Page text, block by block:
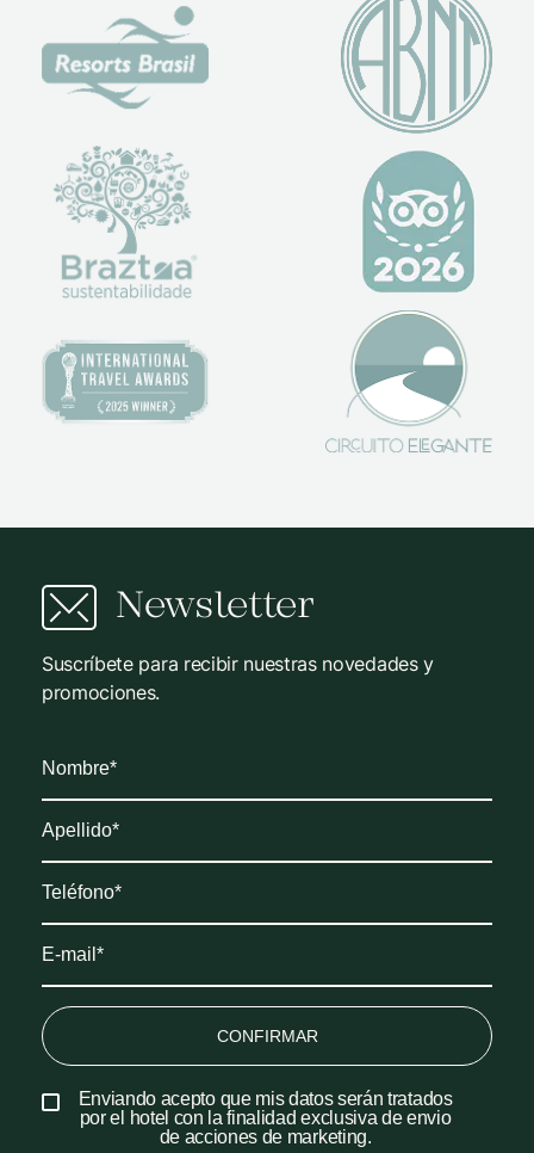
Newsletter
Suscríbete para recibir nuestras novedades y
promociones.
CONFIRMAR
Enviando acepto que mis datos serán tratados
por el hotel con la finalidad exclusiva de envio
de acciones de marketing.